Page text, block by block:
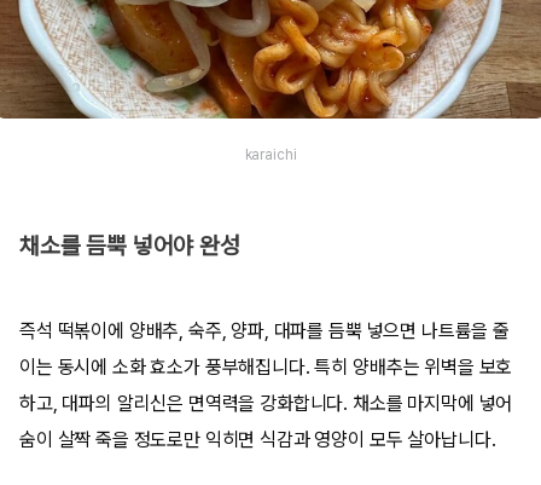
karaichi
채소를 듬뿍 넣어야 완성
즉석 떡볶이에 양배추, 숙주, 양파, 대파를 듬뿍 넣으면 나트륨을 줄
이는 동시에 소화 효소가 풍부해집니다. 특히 양배추는 위벽을 보호
하고, 대파의 알리신은 면역력을 강화합니다. 채소를 마지막에 넣어
숨이 살짝 죽을 정도로만 익히면 식감과 영양이 모두 살아납니다.